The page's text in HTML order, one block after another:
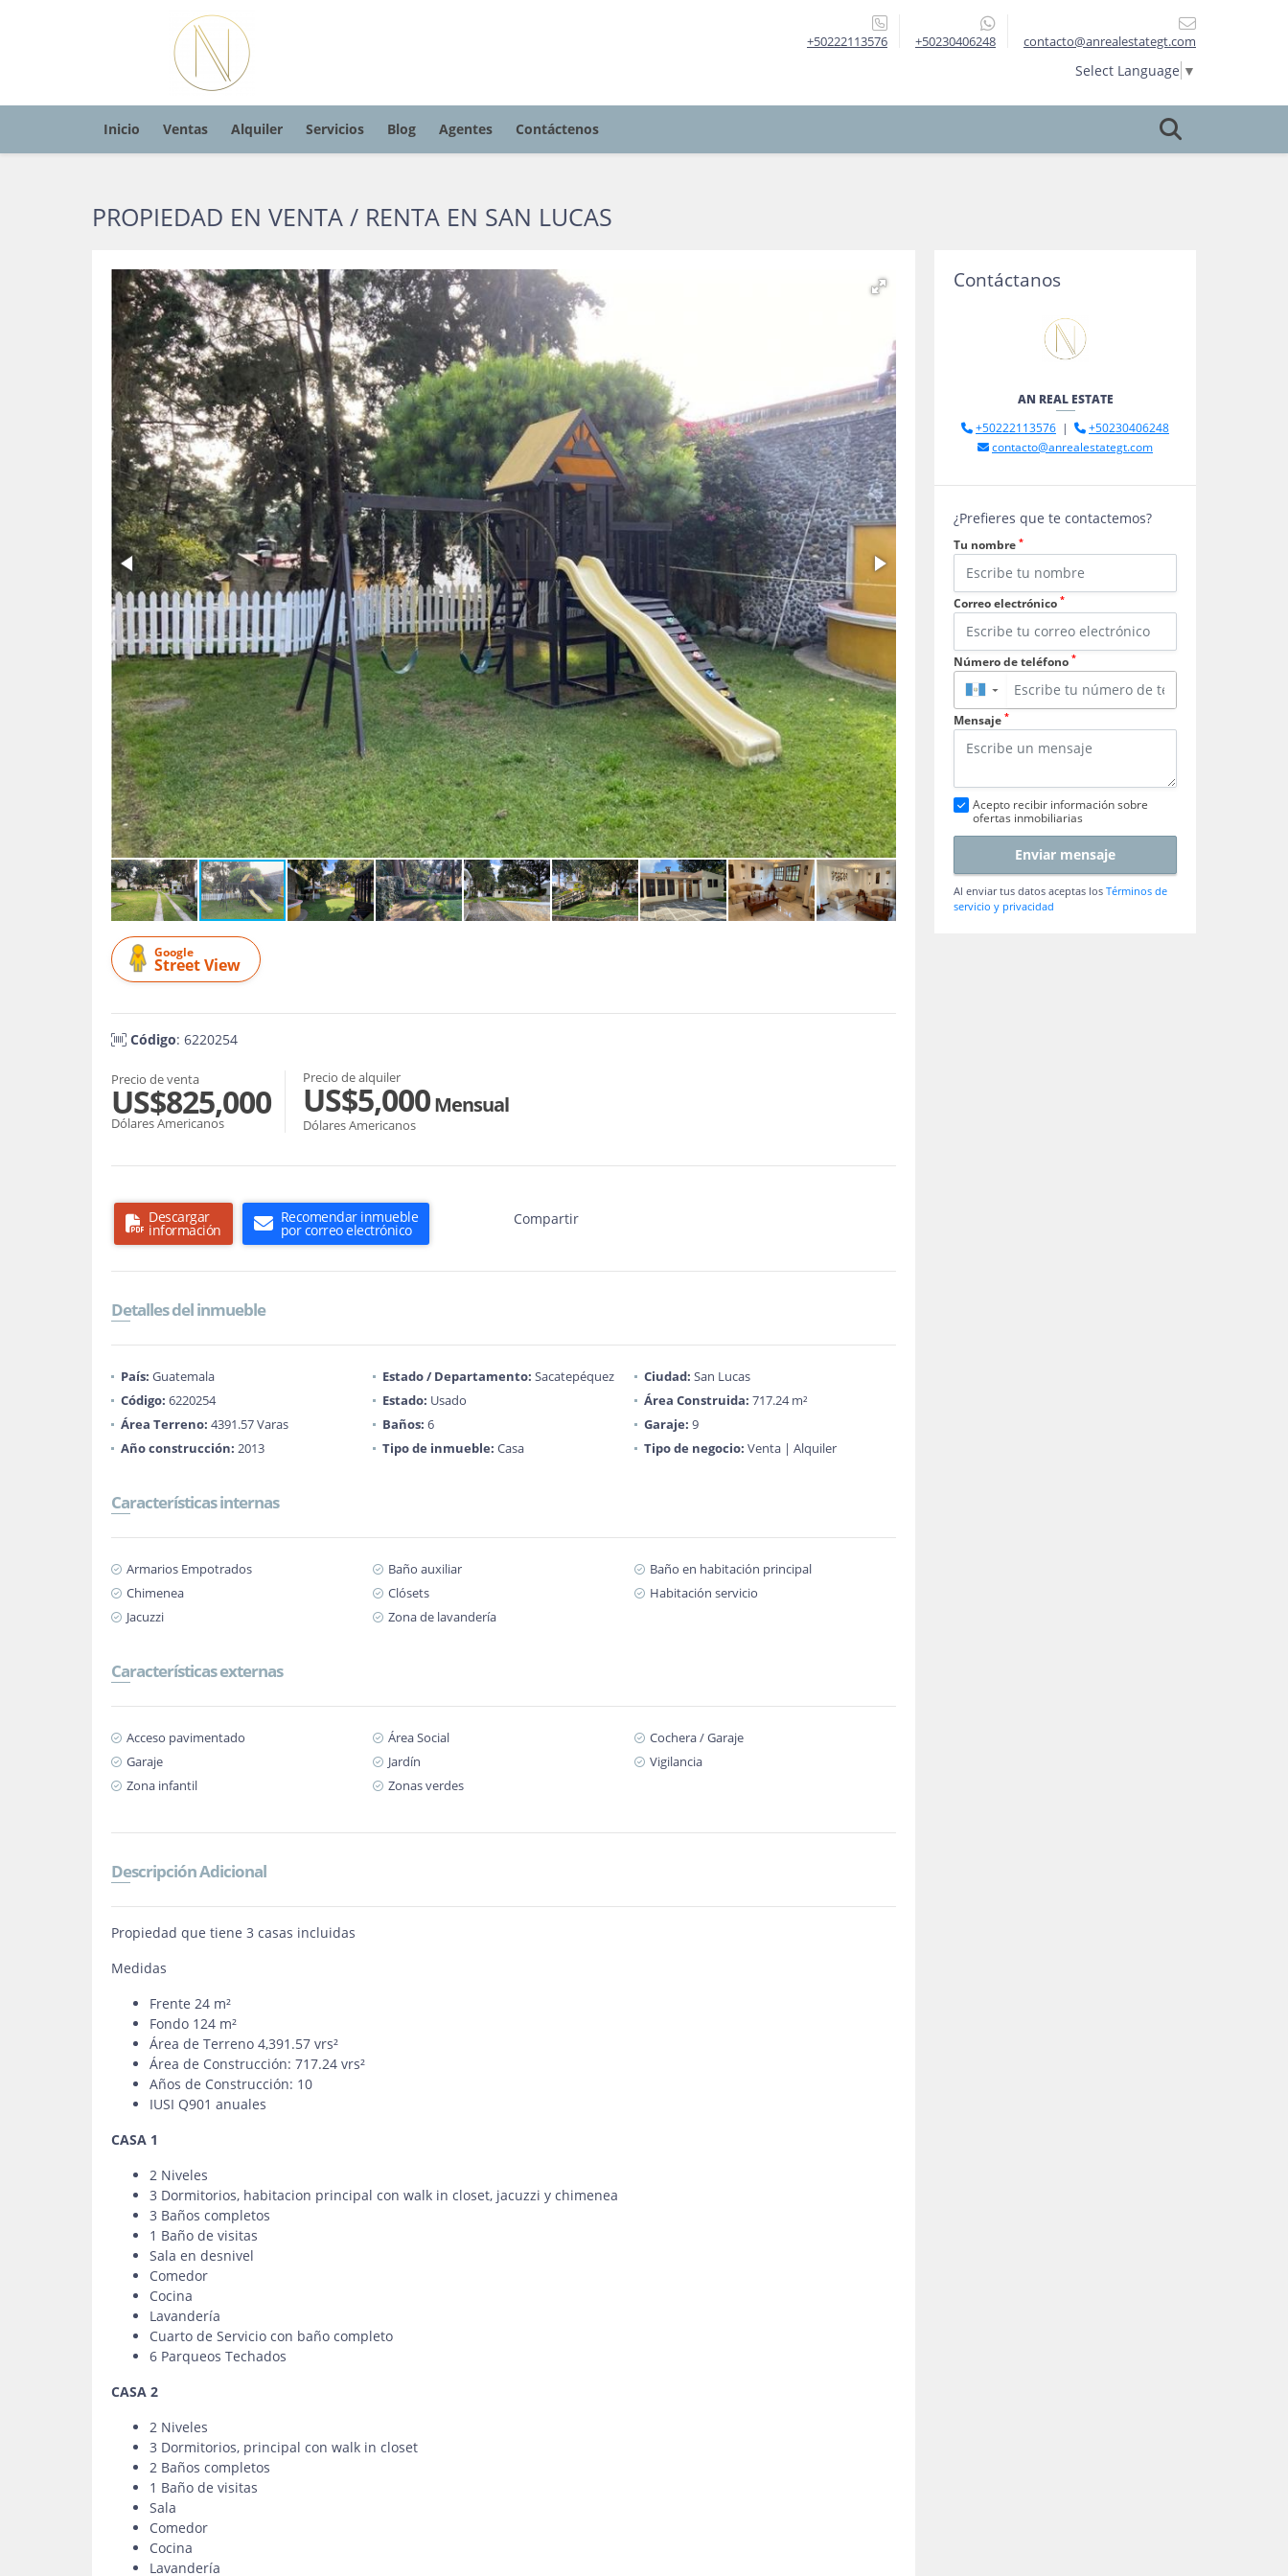
+50222113576 +50230406248 contacto@anrealestategt.com
Select Language ▼
Inicio Ventas Alquiler Servicios Blog Agentes Contáctenos
PROPIEDAD EN VENTA / RENTA EN SAN LUCAS
Google
Street View
Código: 6220254
Precio de venta
US$825,000
Dólares Americanos
Precio de alquiler
US$5,000Mensual
Dólares Americanos
Descargar
información
Recomendar inmueble
por correo electrónico
Compartir
Detalles del inmueble
País: Guatemala Estado / Departamento: Sacatepéquez Ciudad: San Lucas
Código: 6220254 Estado: Usado Área Construida: 717.24 m²
Área Terreno: 4391.57 Varas Baños: 6 Garaje: 9
Año construcción: 2013 Tipo de inmueble: Casa Tipo de negocio: Venta | Alquiler
Características internas
Armarios Empotrados Baño auxiliar
Baño en habitación principal
Chimenea
Clósets
Habitación servicio
Jacuzzi
Zona de lavandería
Características externas
Acceso pavimentado Área Social
Cochera / Garaje
Garaje
Jardín
Vigilancia
Zona infantil
Zonas verdes
Descripción Adicional
Propiedad que tiene 3 casas incluidas
Medidas
Frente 24 m²
Fondo 124 m²
Área de Terreno 4,391.57 vrs²
Área de Construcción: 717.24 vrs²
Años de Construcción: 10
IUSI Q901 anuales
CASA 1
2 Niveles
3 Dormitorios, habitacion principal con walk in closet, jacuzzi y chimenea
3 Baños completos
1 Baño de visitas
Sala en desnivel
Comedor
Cocina
Lavandería
Cuarto de Servicio con baño completo
6 Parqueos Techados
CASA 2
2 Niveles
3 Dormitorios, principal con walk in closet
2 Baños completos
1 Baño de visitas
Sala
Comedor
Cocina
Lavandería
Contáctanos
AN REAL ESTATE
+50222113576 |
+50230406248
contacto@anrealestategt.com
¿Prefieres que te contactemos?
Tu nombre *
Correo electrónico *
Número de teléfono *
▼
Mensaje *
Acepto recibir información sobre
ofertas inmobiliarias
Enviar mensaje
Al enviar tus datos aceptas los Términos de
servicio y privacidad